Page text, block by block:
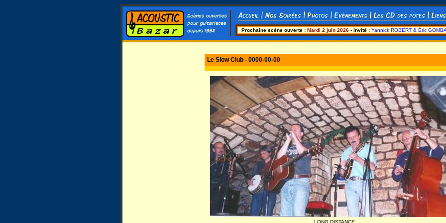
Prochaine scène ouverte : Mardi 2 juin 2026 - Invité : Yannick ROBERT & Éric
Le Slow Club - 0000-00-00
LONG DISTANCE